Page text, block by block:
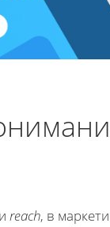
reach, в